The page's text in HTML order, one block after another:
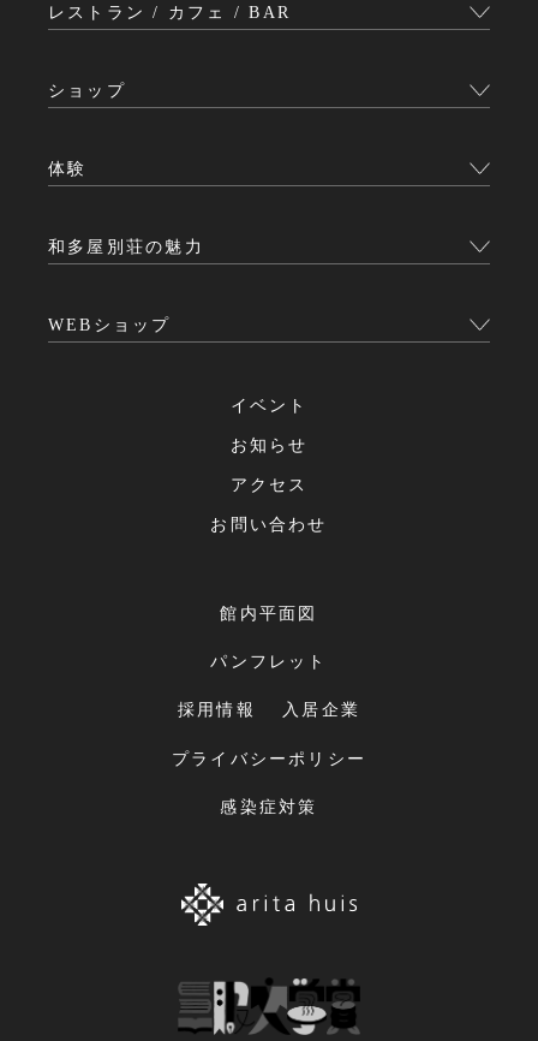
レストラン / カフェ / BAR
ショップ
体験
和多屋別荘の魅力
WEBショップ
イベント
お知らせ
アクセス
お問い合わせ
館内平面図
パンフレット
採用情報 入居企業
プライバシーポリシー
感染症対策